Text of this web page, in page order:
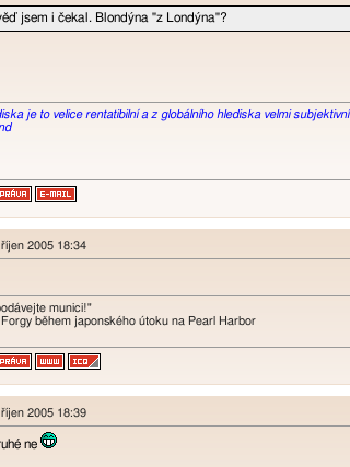
jsem i čekal. Blondýna "z Londýna"?
je to velice rentatibilní a z globálního hlediska velmi subjektivní
2005 18:34
munici!"
Forgy během japonského útoku na Pearl Harbor
2005 18:39
ne